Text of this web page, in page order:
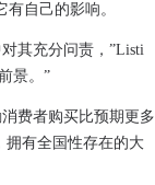
自己的影响。
其充分问责，”Listi
景。”
费者购买比预期更多
拥有全国性存在的大